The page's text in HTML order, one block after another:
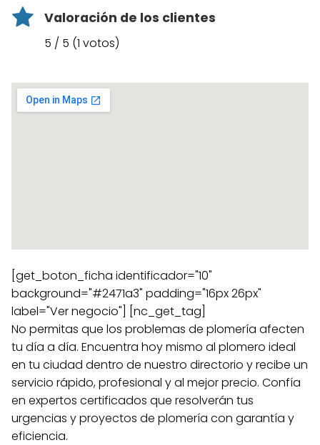
Valoración de los clientes
5 / 5 (1 votos)
[get_boton_ficha identificador="10"
background="#2471a3" padding="16px 26px"
label="Ver negocio"] [nc_get_tag]
No permitas que los problemas de plomería afecten
tu día a día. Encuentra hoy mismo al plomero ideal
en tu ciudad dentro de nuestro directorio y recibe un
servicio rápido, profesional y al mejor precio. Confía
en expertos certificados que resolverán tus
urgencias y proyectos de plomería con garantía y
eficiencia.